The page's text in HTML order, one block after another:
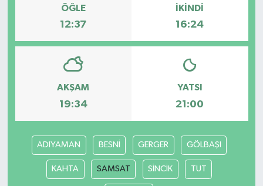
ÖĞLE
12:37
İKINDI
16:24
AKŞAM
19:34
YATSI
21:00
ADIYAMAN BESNİ GERGER GÖLBAŞI
KAHTA SAMSAT SİNCİK TUT